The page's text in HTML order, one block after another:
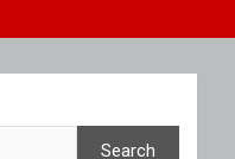
Search